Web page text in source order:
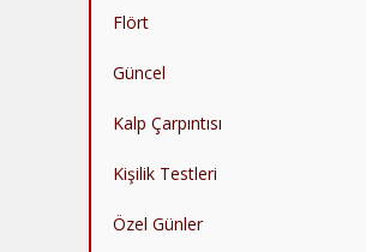
Flört
Güncel
Kalp Çarpıntısı
Kişilik Testleri
Özel Günler